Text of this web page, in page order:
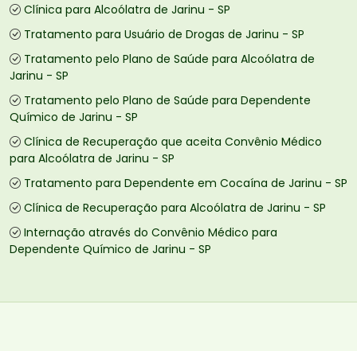
Clínica para Alcoólatra de Jarinu - SP
Tratamento para Usuário de Drogas de Jarinu - SP
Tratamento pelo Plano de Saúde para Alcoólatra de
Jarinu - SP
Tratamento pelo Plano de Saúde para Dependente
Químico de Jarinu - SP
Clínica de Recuperação que aceita Convênio Médico
para Alcoólatra de Jarinu - SP
Tratamento para Dependente em Cocaína de Jarinu - SP
Clínica de Recuperação para Alcoólatra de Jarinu - SP
Internação através do Convênio Médico para
Dependente Químico de Jarinu - SP